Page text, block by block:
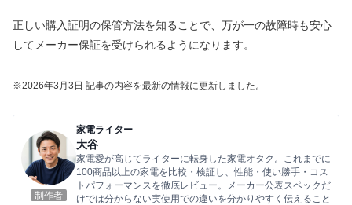
正しい購入証明の保管方法を知ることで、万が一の故障時も安心
してメーカー保証を受けられるようになります。
※2026年3 月3 日 記事の内容を最新の情報に更新しました。
制作者
家電ライター
大谷
家電愛が高じてライターに転身した家電オタク。これまでに
100商品以上の家電を比較・検証し、性能・使い勝手・コス
トパフォーマンスを徹底レビュー。メーカー公表スペックだ
けでは分からない実使用での違いを分かりやすく伝えること